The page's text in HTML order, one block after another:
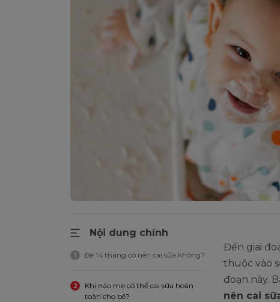
Nội dung chính
1 Bé 14 tháng có nên cai sữa không?
2
Khi nào mẹ có thể cai sữa hoàn
toàn cho bé?
Đến giai
thuộc vào
đoạn này.
nên cai